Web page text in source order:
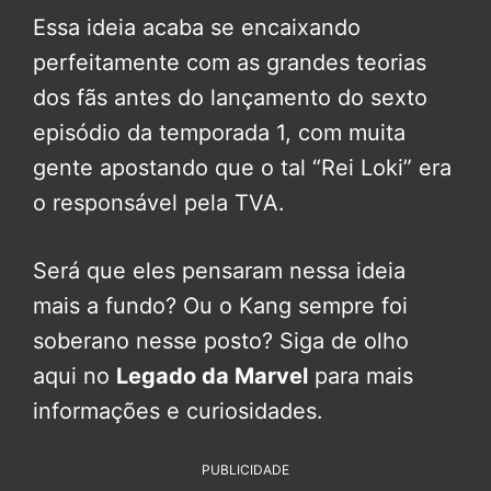
Essa ideia acaba se encaixando
perfeitamente com as grandes teorias
dos fãs antes do lançamento do sexto
episódio da temporada 1, com muita
gente apostando que o tal “Rei Loki” era
o responsável pela TVA.
Será que eles pensaram nessa ideia
mais a fundo? Ou o Kang sempre foi
soberano nesse posto? Siga de olho
aqui no Legado da Marvel para mais
informações e curiosidades.
PUBLICIDADE